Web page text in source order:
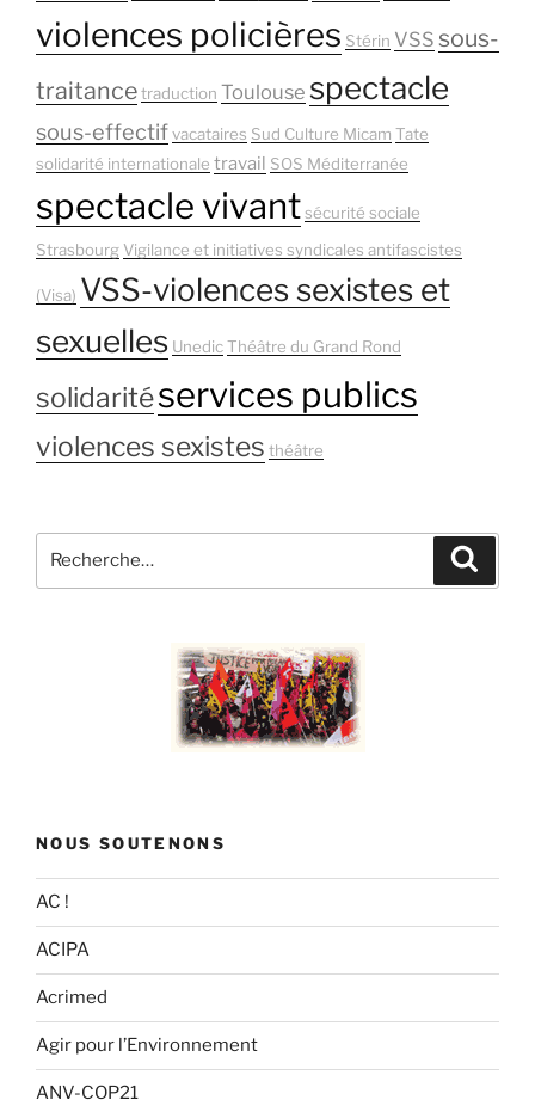
violences policières Stérin VSS sous-
traitancetraduction Toulouse spectacle
sous-effectifvacataires Sud Culture Micam Tate
solidarité internationale travail SOS Méditerranée
spectacle vivantsécurité sociale
Strasbourg Vigilance et initiatives syndicales antifascistes
(Visa) VSS-violences sexistes et
sexuelles UnedicThéâtre du Grand Rond
solidaritéservices publics
violences sexistes théâtre
pour
NOUS SOUTENONS
AC !
ACIPA
Acrimed
Agir pour l’Environnement
ANV-COP21